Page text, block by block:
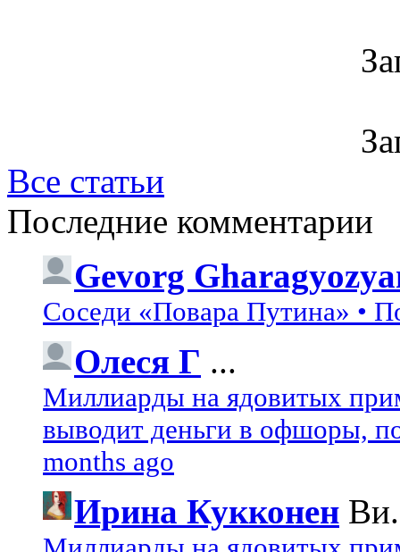
Все статьи
Последние комментарии
Gevorg
Соседи «Повара Путина» •
Олеся Г ...
Миллиарды на ядовитых
выводит деньги в офшоры,
months ago
Ирина Кукконен